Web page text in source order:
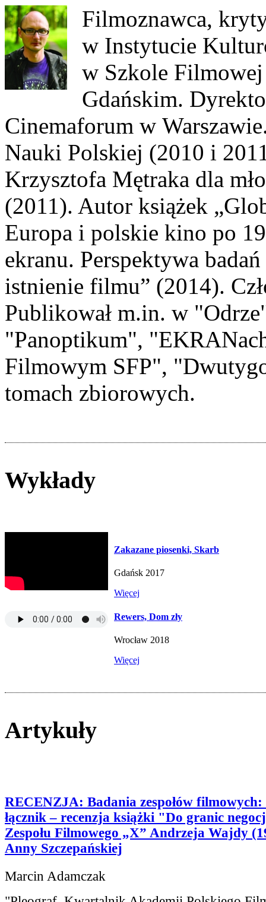
Filmoznawca,
w Instytucie
w Szkole
Gdańskim.
Cinemaforum w
Nauki Polskiej (2010 i
Krzysztofa Mętraka dla
(2011). Autor książek
Europa i polskie kino po
ekranu. Perspektywa
istnienie filmu” (2014).
Publikował m.in. w
"Panoptikum",
Filmowym SFP",
tomach zbiorowych.
Wykłady
Zakazane piosenki, Skarb
Gdańsk 2017
Więcej
Rewers, Dom zły
Wrocław 2018
Więcej
Artykuły
RECENZJA: Badania zespołów
łącznik – recenzja książki "Do granic
Zespołu Filmowego „X” Andrzeja Wajdy
Anny Szczepańskiej
Marcin Adamczak